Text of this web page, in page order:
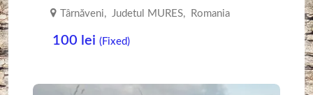
Târnăveni, Judetul MURES, Romania
100 lei (Fixed)